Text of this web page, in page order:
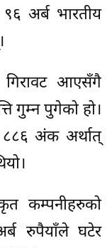
अर्ब भारतीय
गिरावट आएसँगै
गुम्न पुगेको हो।
अंक अर्थात्
कम्पनीहरुको
रुपैयाँले घटेर